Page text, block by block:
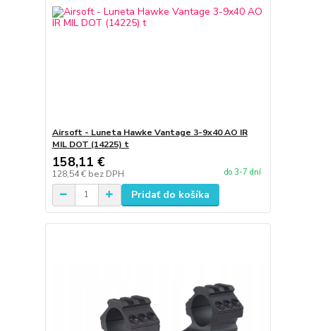
Airsoft - Luneta Hawke Vantage 3-9x40 AO IR
MIL DOT (14225) t
158,11 €
128,54 € bez DPH do 3-7 dní
Pridať do košíka